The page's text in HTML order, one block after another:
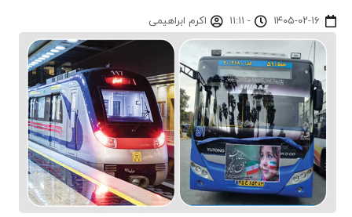
۱۴۰۵-۰۲-۱۶ - ۱۱:۱۱ اکرم ابراهیمی